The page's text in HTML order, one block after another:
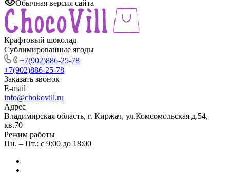
Обычная версия сайта
Крафтовый шоколад
Сублимированные ягоды
+7(902)886-25-78
+7(902)886-25-78
Заказать звонок
E-mail
info@chokovill.ru
Адрес
Владимирская область, г. Киржач, ул.Комсомольская д.54,
кв.70
Режим работы
Пн. – Пт.: с 9:00 до 18:00